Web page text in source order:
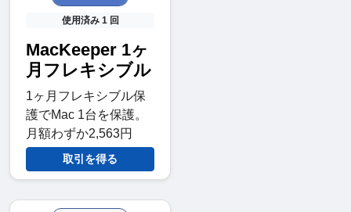
使用済み 1 回
MacKeeper 1ヶ
月フレキシブル
1ヶ月フレキシブル保
護でMac 1台を保護。
月額わずか2,563円
取引を得る